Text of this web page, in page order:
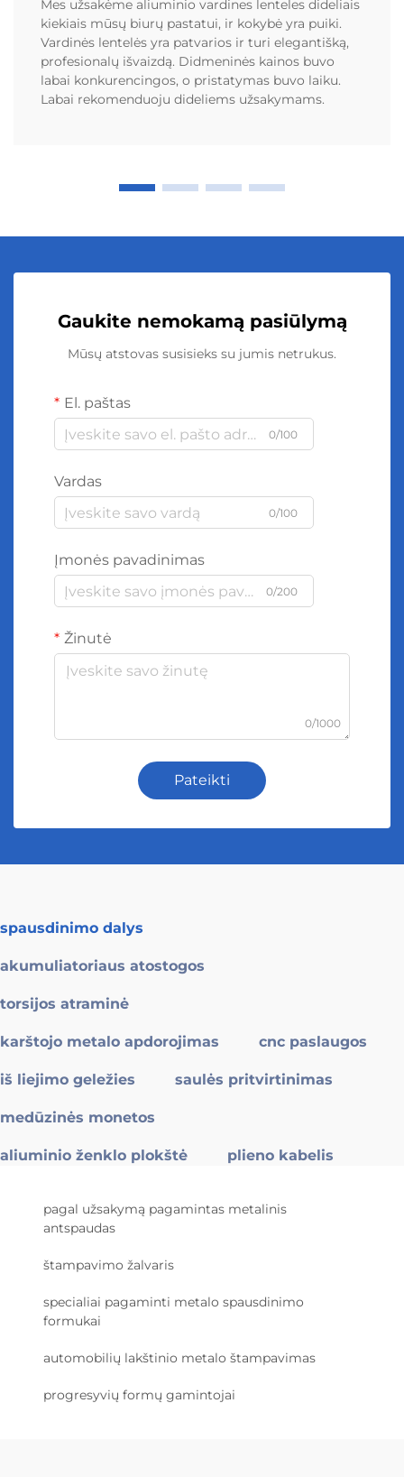
Mes užsakėme aliuminio vardines lenteles dideliais
kiekiais mūsų biurų pastatui, ir kokybė yra puiki.
Vardinės lentelės yra patvarios ir turi elegantišką,
profesionalų išvaizdą. Didmeninės kainos buvo
labai konkurencingos, o pristatymas buvo laiku.
Labai rekomenduoju dideliems užsakymams.
Gaukite nemokamą pasiūlymą
Mūsų atstovas susisieks su jumis netrukus.
El. paštas
0/100
Vardas
0/100
Įmonės pavadinimas
0/200
Žinutė
0/1000
Pateikti
spausdinimo dalys
akumuliatoriaus atostogos
torsijos atraminė
karštojo metalo apdorojimas cnc paslaugos
iš liejimo geležies saulės pritvirtinimas
medūzinės monetos
aliuminio ženklo plokštė plieno kabelis
pagal užsakymą pagamintas metalinis
antspaudas
štampavimo žalvaris
specialiai pagaminti metalo spausdinimo
formukai
automobilių lakštinio metalo štampavimas
progresyvių formų gamintojai